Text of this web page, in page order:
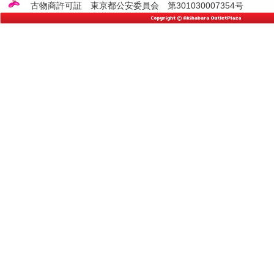
古物商許可証 東京都公安委員会 第301030007354号